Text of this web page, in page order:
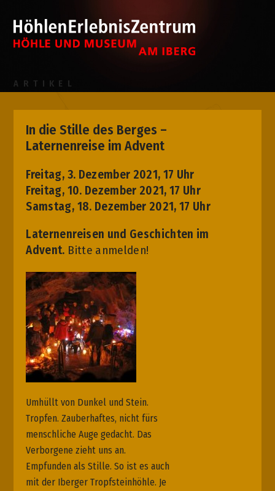
ARTIKEL
In die Stille des Berges –
Laternenreise im Advent
Freitag, 3. Dezember 2021, 17 Uhr
Freitag, 10. Dezember 2021, 17 Uhr
Samstag, 18. Dezember 2021, 17 Uhr
Laternenreisen und Geschichten im
Advent. Bitte anmelden!
Umhüllt von Dunkel und Stein.
Tropfen. Zauberhaftes, nicht fürs
menschliche Auge gedacht. Das
Verborgene zieht uns an.
Empfunden als Stille. So ist es auch
mit der Iberger Tropfsteinhöhle. Je